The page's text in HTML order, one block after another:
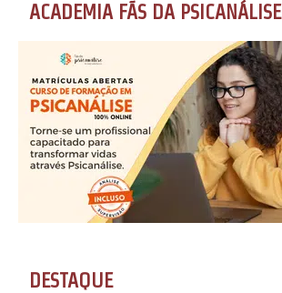
ACADEMIA FÃS DA PSICANÁLISE
DESTAQUE